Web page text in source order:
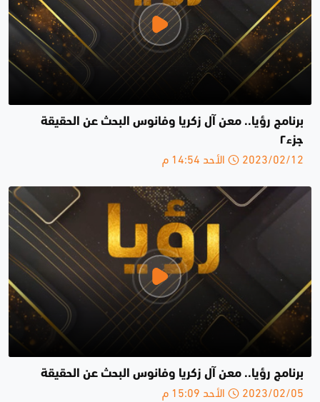
برنامج رؤيا.. معن آل زكريا وفانوس البحث عن الحقيقة
جزء٢
2023/02/12 الأحد 14:54 م
برنامج رؤيا.. معن آل زكريا وفانوس البحث عن الحقيقة
2023/02/05 الأحد 15:09 م